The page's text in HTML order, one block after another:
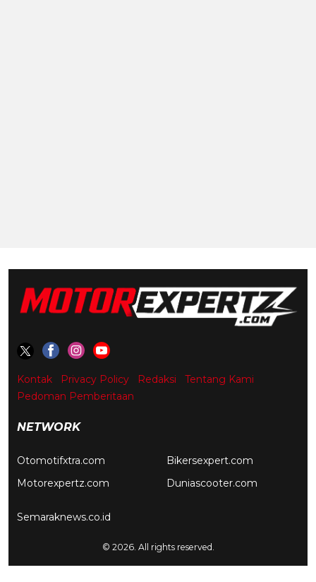
Kontak Privacy Policy Redaksi
Tentang Kami
Pedoman Pemberitaan
NETWORK
Otomotifxtra.com
Motorexpertz.com
Bikersexpert.com
Duniascooter.com
Semaraknews.co.id
© 2026. All rights reserved.